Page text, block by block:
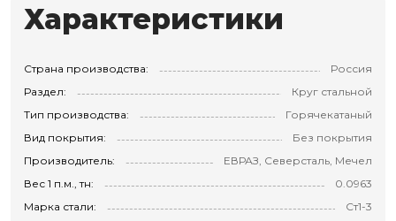
Характеристики
Страна производства:
Россия
Раздел:
Круг стальной
Тип производства:
Горячекатаный
Вид покрытия:
Без покрытия
Производитель:
ЕВРАЗ, Северсталь, Мечел
Вес 1 п.м., тн:
0.0963
Марка стали:
Ст1-3